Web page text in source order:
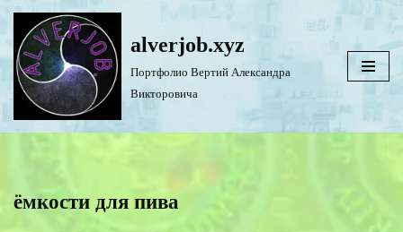
Перейти
к
содержимому
alverjob.xyz
Портфолио Вертий Александра
Викторовича
ёмкости для пива